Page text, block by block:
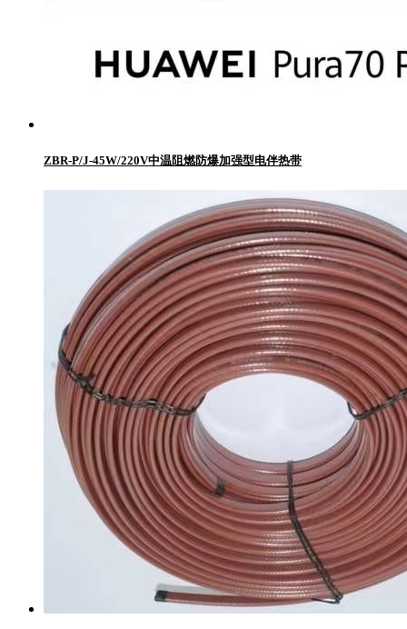
ZBR-P/J-45W/220V中温阻燃防爆加强型电伴热带